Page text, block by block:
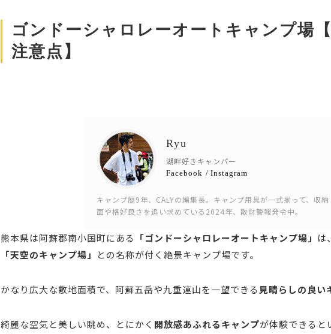
ゴンドーシャロレーオートキャンプ場
注意点】
Ryu
湖畔好きキャンパー
Facebook / Instagram
キャンプ歴9年、CALYの編集長。キャンプ用具が一式揃って、収納
面や格好良さを追い求めている2024年、散財警報発令中。
熊本県は阿蘇郡南小国町にある 「ゴンドーシャロレーオートキャンプ場」 は
「天空のキャンプ場」
との名称が付く絶景キャンプ場です。
かなり広大な敷地面積で、阿蘇五岳や九重連山を一望できる 見晴らしの良い
綺麗な空気と美しい眺め、とにかく 開放感あふれるキャンプが体験できると